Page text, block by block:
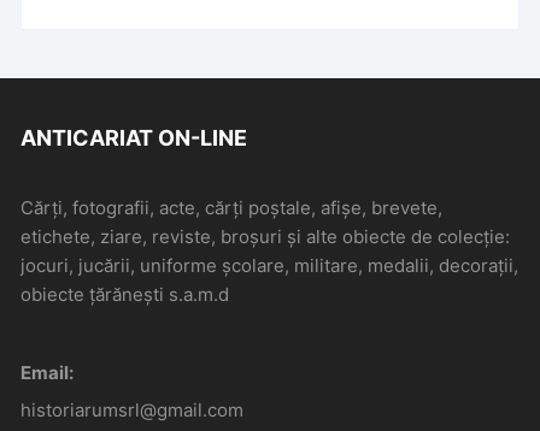
ANTICARIAT ON-LINE
Cărți, fotografii, acte, cărți poștale, afișe, brevete,
etichete, ziare, reviste, broșuri și alte obiecte de colecție:
jocuri, jucării, uniforme școlare, militare, medalii, decorații,
obiecte țărănești s.a.m.d
Email:
historiarumsrl@gmail.com